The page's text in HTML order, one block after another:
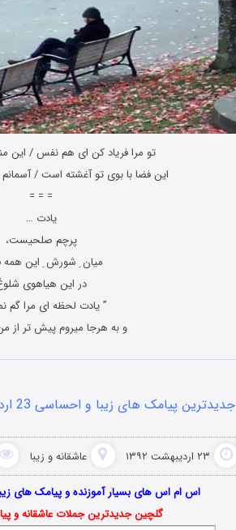
تو مرا فریاد کن ای هم نفس / این
این فضا با بوی تو آغشته است /
= = =
یادت …
پرچم صلحیست،
میان ِ شورش ِ این همه
در این هیاهوی
” یادت لحظه ای مرا گم
و به هرجا میروم پیش تر از
جدیدترین پیامک های زیبا و احساسی 23 اردیبهشت 92
۲۳ اردیبهشت ۱۳۹۲ عاشقانه و زیبا
اس ام اس های بسیار آموزنده و پیامک های زیبا و
گلچین جدیدترین جملاتعاشقانهو